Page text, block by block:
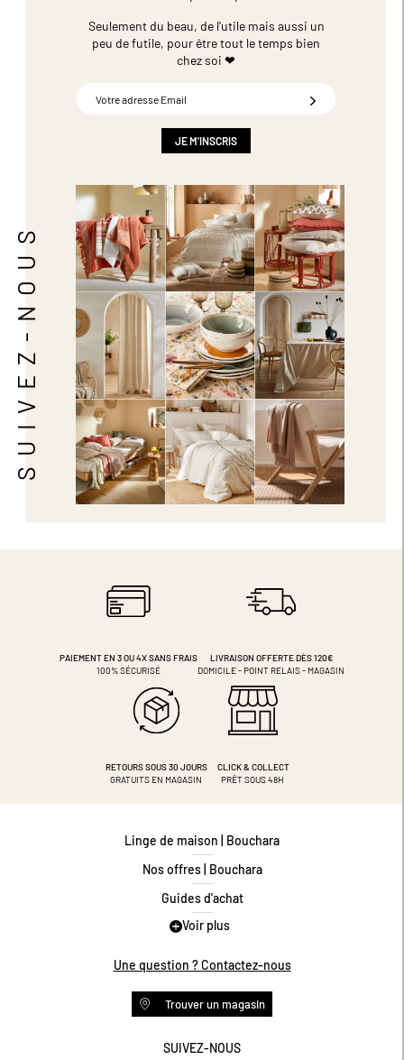
SUIVEZ-NOUS
Seulement du beau, de l'utile mais aussi un
peu de futile, pour être tout le temps bien
chez soi ❤
JE M'INSCRIS
PAIEMENT EN 3 OU 4XSANS FRAIS
100% SÉCURISÉ
LIVRAISON OFFERTE DÈS 120€
DOMICILE - POINT RELAIS - MAGASIN
RETOURS SOUS 30 JOURS
GRATUITS EN MAGASIN
CLICK & COLLECT
PRÊT SOUS 48H
Linge de maison | Bouchara
Nos offres | Bouchara
Guides d'achat
Guide des tailles
Programme de fidélité
Conditions des offres
Voir plus
Une question ? Contactez-nous
Trouver un magasin
SUIVEZ-NOUS